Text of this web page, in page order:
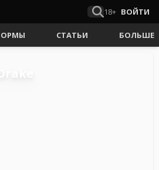
18+ ВОЙТИ
СТАТЬИ БОЛЬШЕ